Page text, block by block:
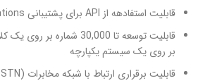
قابلیت استفادهه از API برای پشتیبانی Third-party Applications
بر روی یک سیستم یکپارچه